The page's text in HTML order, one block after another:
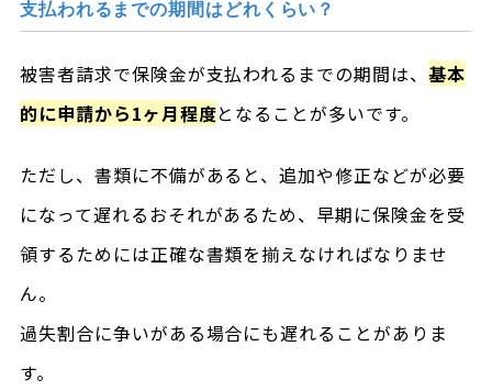
支払われるまでの期間はどれくらい？
被害者請求で保険金が支払われるまでの期間は、基本
的に申請から1ヶ月程度となることが多いです。
ただし、書類に不備があると、追加や修正などが必要
になって遅れるおそれがあるため、早期に保険金を受
領するためには正確な書類を揃えなければなりませ
ん。
過失割合に争いがある場合にも遅れることがありま
す。